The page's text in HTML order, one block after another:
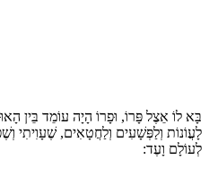
בָּא לוֹ אֵצֶל פָּרוֹ, וּפָרוֹ הָיָה עוֹמֵד בֵּין
לָעֲוֹנוֹת וְלַפְּשָׁעִים וְלַחֲטָאִים, שֶׁעָוִיתִי
לְעוֹלָם וָעֶד: